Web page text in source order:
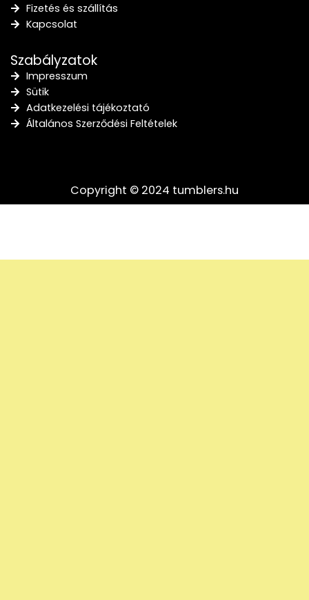
Fizetés és szállítás
Kapcsolat
Szabályzatok
Impresszum
Sütik
Adatkezelési tájékoztató
Általános Szerződési Feltételek
Copyright © 2024 tumblers.hu